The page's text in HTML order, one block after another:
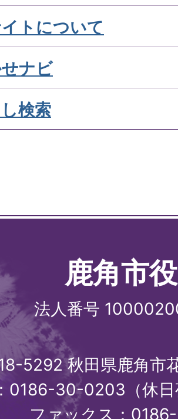
トについて
ナビ
検索
鹿角市
法人番号
5292 秋田県鹿角市
0186-30-0203（休
ファックス：